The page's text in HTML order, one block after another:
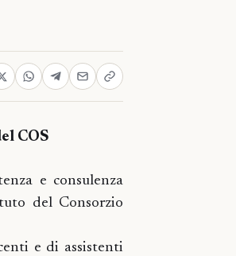
COS
e consulenza
del Consorzio
e di assistenti